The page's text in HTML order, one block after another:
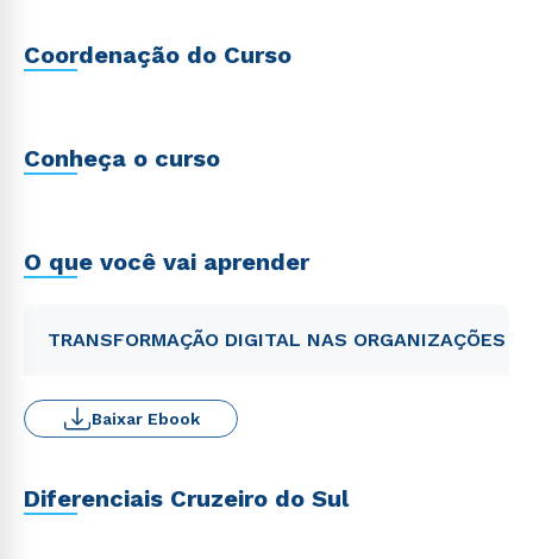
Coordenação do Curso
Conheça o curso
O que você vai aprender
TRANSFORMAÇÃO DIGITAL NAS ORGANIZAÇÕES
Baixar Ebook
Diferenciais Cruzeiro do Sul